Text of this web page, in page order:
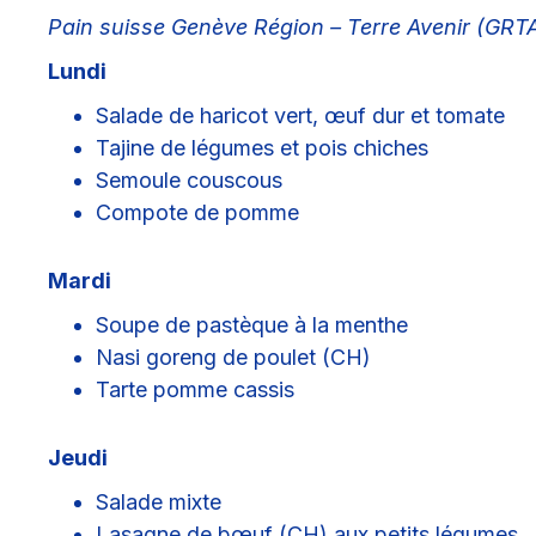
Pain suisse Genève Région – Terre Avenir
Lundi
Salade de haricot vert, œuf dur et tomate
Tajine de légumes et pois chiches
Semoule couscous
Compote de pomme
Mardi
Soupe de pastèque à la menthe
Nasi goreng de poulet (CH)
Tarte pomme cassis
Jeudi
Salade mixte